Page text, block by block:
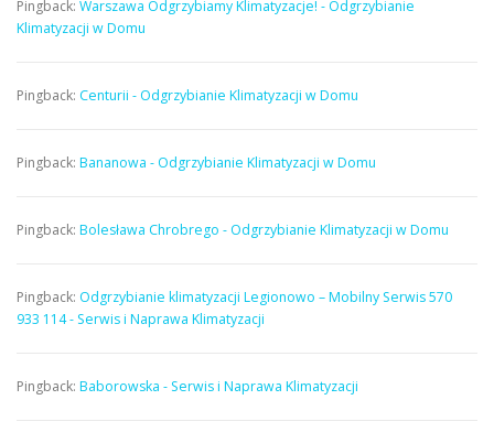
Pingback: Warszawa Odgrzybiamy Klimatyzacje! - Odgrzybianie
Klimatyzacji w Domu
Pingback: Centurii - Odgrzybianie Klimatyzacji w Domu
Pingback: Bananowa - Odgrzybianie Klimatyzacji w Domu
Pingback: Bolesława Chrobrego - Odgrzybianie Klimatyzacji w Domu
Pingback: Odgrzybianie klimatyzacji Legionowo – Mobilny Serwis 570
933 114 - Serwis i Naprawa Klimatyzacji
Pingback: Baborowska - Serwis i Naprawa Klimatyzacji